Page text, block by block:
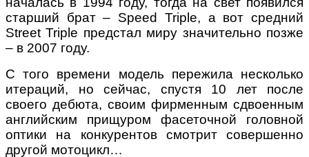
старший брат – Speed Triple, а вот средний
Street Triple предстал миру значительно позже
– в 2007 году.
С того времени модель пережила несколько
итераций, но сейчас, спустя 10 лет после
своего дебюта, своим фирменным сдвоенным
английским прищуром фасеточной головной
оптики на конкурентов смотрит совершенно
другой мотоцикл…